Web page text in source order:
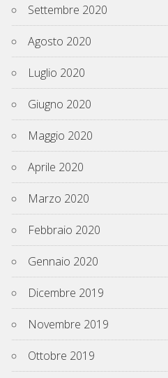
Settembre 2020
Agosto 2020
Luglio 2020
Giugno 2020
Maggio 2020
Aprile 2020
Marzo 2020
Febbraio 2020
Gennaio 2020
Dicembre 2019
Novembre 2019
Ottobre 2019